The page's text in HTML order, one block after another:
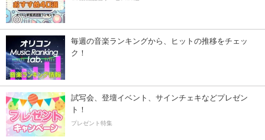
毎週の音楽ランキングから、ヒットの推移をチェッ
ク！
試写会、登壇イベント、サインチェキなどプレゼン
ト！
プレゼント特集